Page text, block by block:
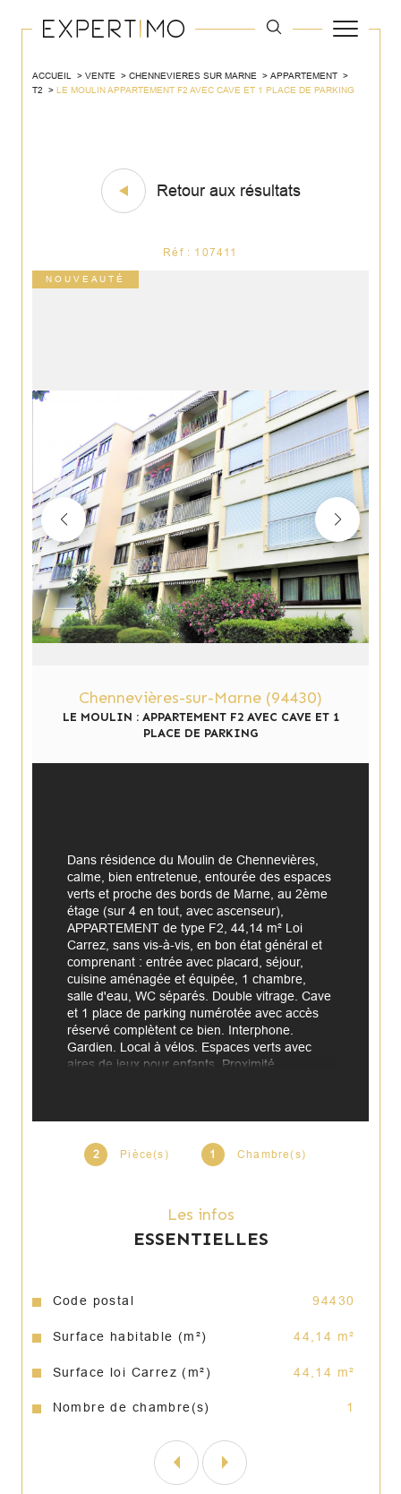
ACCUEIL VENTE CHENNEVIERES SUR MARNE
APPARTEMENT
T2
LE MOULIN APPARTEMENT F2 AVEC CAVE ET 1 PLACE DE PARKING
Retour aux résultats
Réf : 107411
NOUVEAUTÉ
Chennevières-sur-Marne (94430)
LE MOULIN : APPARTEMENT F2 AVEC CAVE ET 1
PLACE DE PARKING
2 Pièce(s) 1 Chambre(s)
Les infos
ESSENTIELLES
Caractéristiques Valeurs
Code postal 94430
Surface habitable (m²) 44,14 m²
Surface loi Carrez (m²) 44,14 m²
Nombre de chambre(s) 1
Dans résidence du Moulin de Chennevières,
calme, bien entretenue, entourée des espaces
verts et proche des bords de Marne, au 2ème
étage (sur 4 en tout, avec ascenseur),
APPARTEMENT de type F2, 44,14 m² Loi
Carrez, sans vis-à-vis, en bon état général et
comprenant : entrée avec placard, séjour,
cuisine aménagée et équipée, 1 chambre,
salle d'eau, WC séparés. Double vitrage. Cave
et 1 place de parking numérotée avec accès
réservé complètent ce bien. Interphone.
Gardien. Local à vélos. Espaces verts avec
aires de jeux pour enfants. Proximité
voiture ou à 10 min en bus. Au plus rapide !
Renseignements et visites : contactez Eléna